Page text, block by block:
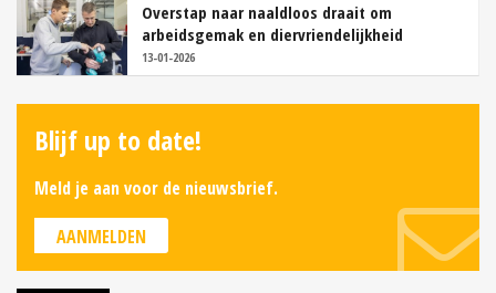
Overstap naar naaldloos draait om
arbeidsgemak en diervriendelijkheid
13-01-2026
Blijf up to date!
Meld je aan voor de nieuwsbrief.
AANMELDEN